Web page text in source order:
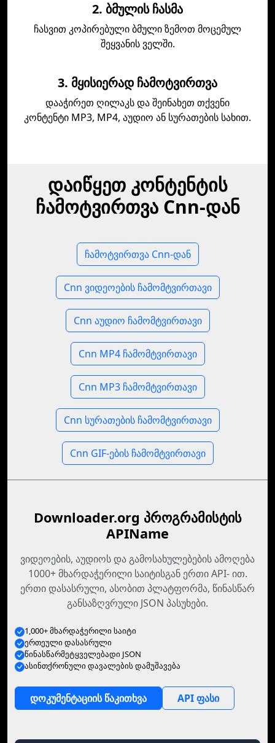
2. ბმულის ჩასმა
ჩასვით კოპირებული ბმული ზემოთ მოცემულ
შეყვანის ველში.
3. მყისიერად ჩამოტვირთვა
დააჭირეთ ღილაკს და შეინახეთ თქვენი
კონტენტი MP3, MP4, აუდიო ან სურათების სახით.
დაიწყეთ კონტენტის
ჩამოტვირთვა Cnn-დან
ჩამოტვირთვა Cnn-დან
Cnn ვიდეოების ჩამომტვირთავი
Cnn აუდიო ჩამომტვირთავი
Cnn MP4 ჩამომტვირთავი
Cnn MP3 ჩამომტვირთავი
Cnn სურათების ჩამომტვირთავი
Cnn GIF-ების ჩამომტვირთავი
Downloader.org პროგრამისტის
APIName
ვიდეოების, აუდიოს და გამოსახულებების ამოღება
1000+ მხარდაჭერილი საიტისგან ერთი API- ით.
ერთი დასასრული, ასობით პლატფორმა, წინასწარ
განსაზღვრული JSON პასუხები.
1,000+ მხარდაჭერილი საიტი
ერთეული დასასრული
წინასწარმეტყველებადი JSON
ასინთქრონული დავალების დამუშავება
დოკუმენტაციის წაკითხვა API ფასი